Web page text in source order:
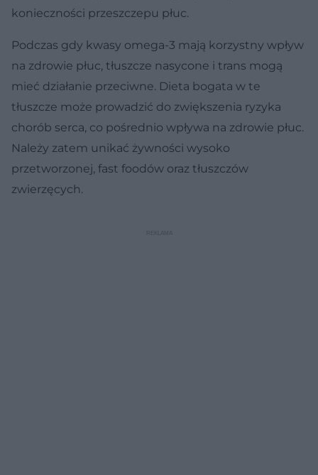
konieczności przeszczepu płuc.
Podczas gdy kwasy omega-3 mają korzystny wpływ
na zdrowie płuc, tłuszcze nasycone i trans mogą
mieć działanie przeciwne. Dieta bogata w te
tłuszcze może prowadzić do zwiększenia ryzyka
chorób serca, co pośrednio wpływa na zdrowie płuc.
Należy zatem unikać żywności wysoko
przetworzonej, fast foodów oraz tłuszczów
zwierzęcych.